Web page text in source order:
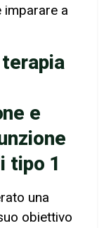
imparare a
e
tipo 1
una
obiettivo